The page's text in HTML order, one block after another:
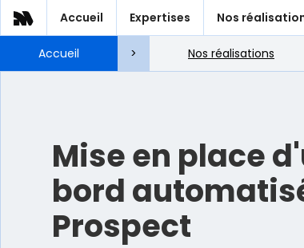
Accueil Expertises Nos
Accueil > Nos réalisations
Mise en place
bord
Prospect